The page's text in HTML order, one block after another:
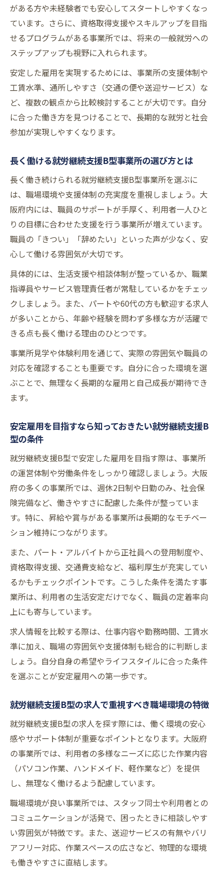
がある方や未経験者でも安心してスタートしやすくなっ
ています。さらに、資格取得支援やスキルアップを目指
せるプログラムがある事業所では、将来の一般就労への
ステップアップも視野に入れられます。
安定した雇用を実現するためには、事業所の支援体制や
工賃水準、通所しやすさ（交通の便や送迎サービス）な
ど、複数の観点から比較検討することが大切です。自分
に合った働き方を見つけることで、長期的な就労と社会
参加が実現しやすくなります。
長く働ける就労継続支援B型事業所の選び方とは
長く働き続けられる就労継続支援B型事業所を選ぶに
は、職場環境や支援体制の充実度を重視しましょう。大
阪府内には、職員のサポートが手厚く、利用者一人ひと
りの目標に合わせた支援を行う事業所が増えています。
職員の「きつい」「辞めたい」といった声が少なく、安
心して働ける雰囲気が大切です。
具体的には、生活支援や相談体制が整っているか、職業
指導員やサービス管理責任者が常駐しているかをチェッ
クしましょう。また、パートや60代の方も歓迎する求人
が多いことから、年齢や経験を問わず多様な方が活躍で
きる点も長く働ける理由のひとつです。
事業所見学や体験利用を通じて、実際の雰囲気や職員の
対応を確認することも重要です。自分に合った環境を選
ぶことで、無理なく長期的な雇用と自己成長が期待でき
ます。
安定雇用を目指すなら知っておきたい就労継続支援B
型の条件
就労継続支援B型で安定した雇用を目指す際は、事業所
の運営体制や労働条件をしっかり確認しましょう。大阪
府の多くの事業所では、週休2日制や日勤のみ、社会保
険完備など、働きやすさに配慮した条件が整っていま
す。特に、昇給や賞与がある事業所は長期的なモチベー
ション維持につながります。
また、パート・アルバイトから正社員への登用制度や、
資格取得支援、交通費支給など、福利厚生が充実してい
るかもチェックポイントです。こうした条件を満たす事
業所は、利用者の生活安定だけでなく、職員の定着率向
上にも寄与しています。
求人情報を比較する際は、仕事内容や勤務時間、工賃水
準に加え、職場の雰囲気や支援体制も総合的に判断しま
しょう。自分自身の希望やライフスタイルに合った条件
を選ぶことが安定雇用への第一歩です。
就労継続支援B型の求人で重視すべき職場環境の特徴
就労継続支援B型の求人を探す際には、働く環境の安心
感やサポート体制が重要なポイントとなります。大阪府
の事業所では、利用者の多様なニーズに応じた作業内容
（パソコン作業、ハンドメイド、軽作業など）を提供
し、無理なく働けるよう配慮しています。
職場環境が良い事業所では、スタッフ同士や利用者との
コミュニケーションが活発で、困ったときに相談しやす
い雰囲気が特徴です。また、送迎サービスの有無やバリ
アフリー対応、作業スペースの広さなど、物理的な環境
も働きやすさに直結します。